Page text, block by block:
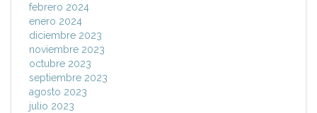
febrero 2024
enero 2024
diciembre 2023
noviembre 2023
octubre 2023
septiembre 2023
agosto 2023
julio 2023